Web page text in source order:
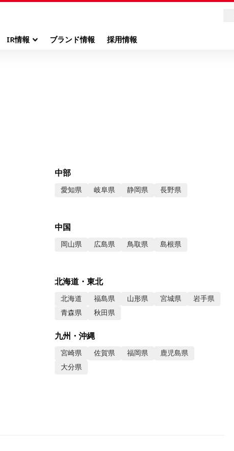
IR情報 ブランド情報 採用情報
中部
愛知県 岐阜県 静岡県 長野県
中国
岡山県 広島県 鳥取県 島根県
北海道・東北
北海道 福島県 山形県 宮城県
岩手県
青森県
秋田県
九州・沖縄
宮崎県 佐賀県 福岡県
鹿児島県
大分県